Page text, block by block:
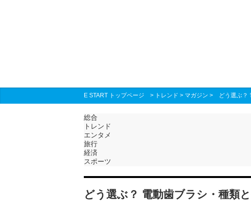
E START トップページ > トレンド > マガジン > どう選ぶ？
総合
トレンド
エンタメ
旅行
経済
スポーツ
どう選ぶ？ 電動歯ブラシ・種類